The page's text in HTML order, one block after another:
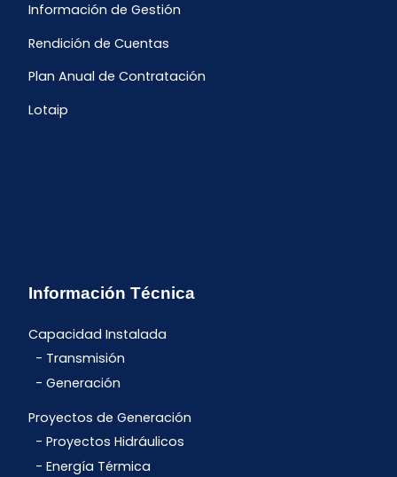
Información de Gestión
Rendición de Cuentas
Plan Anual de Contratación
Lotaip
Información Técnica
Capacidad Instalada
Transmisión
Generación
Proyectos de Generación
Proyectos Hidráulicos
Energía Térmica